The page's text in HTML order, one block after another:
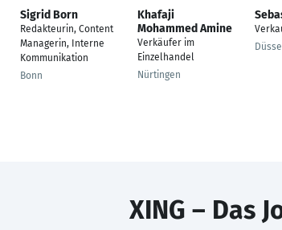
Sigrid Born
Redakteurin, Content
Managerin, Interne
Kommunikation
Bonn
Khafaji
Mohammed Amine
Verkäufer im
Einzelhandel
Nürtingen
XING – Das